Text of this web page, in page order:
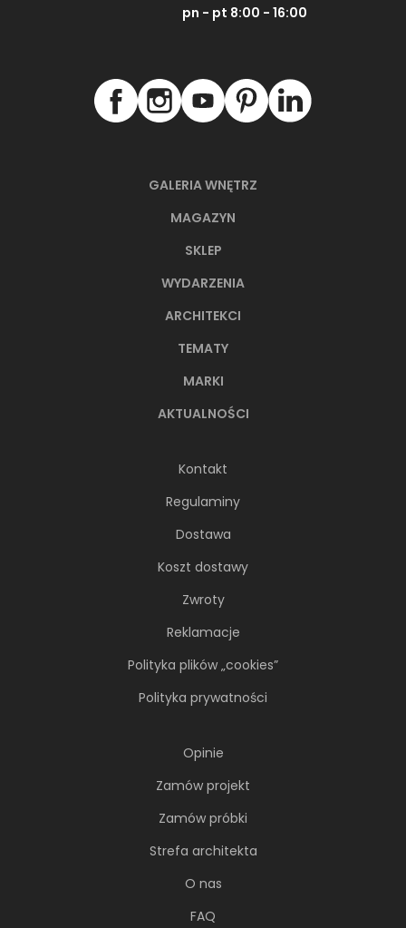
GALERIA WNĘTRZ
MAGAZYN
SKLEP
WYDARZENIA
ARCHITEKCI
TEMATY
MARKI
AKTUALNOŚCI
Kontakt
Regulaminy
Dostawa
Koszt dostawy
Zwroty
Reklamacje
Polityka plików „cookies”
Polityka prywatności
Opinie
Zamów projekt
Zamów próbki
Strefa architekta
O nas
FAQ
pn - pt 8:00 - 16:00